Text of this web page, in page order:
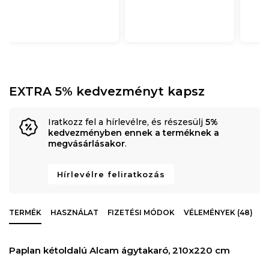
EXTRA 5% kedvezményt kapsz
Iratkozz fel a hírlevélre, és részesülj 5%
kedvezményben ennek a terméknek a
megvásárlásakor.
Hírlevélre feliratkozás
TERMÉK HASZNÁLAT FIZETÉSI MÓDOK VÉLEMÉNYEK (48)
Paplan kétoldalú Alcam ágytakaró, 210x220 cm